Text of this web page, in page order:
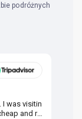
podróżnych
I was visitin
and re